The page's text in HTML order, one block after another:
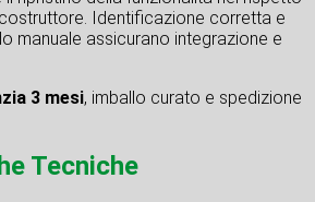
Identificazione corretta e
manuale assicurano integrazione e
3 mesi, imballo curato e spedizione
Tecniche